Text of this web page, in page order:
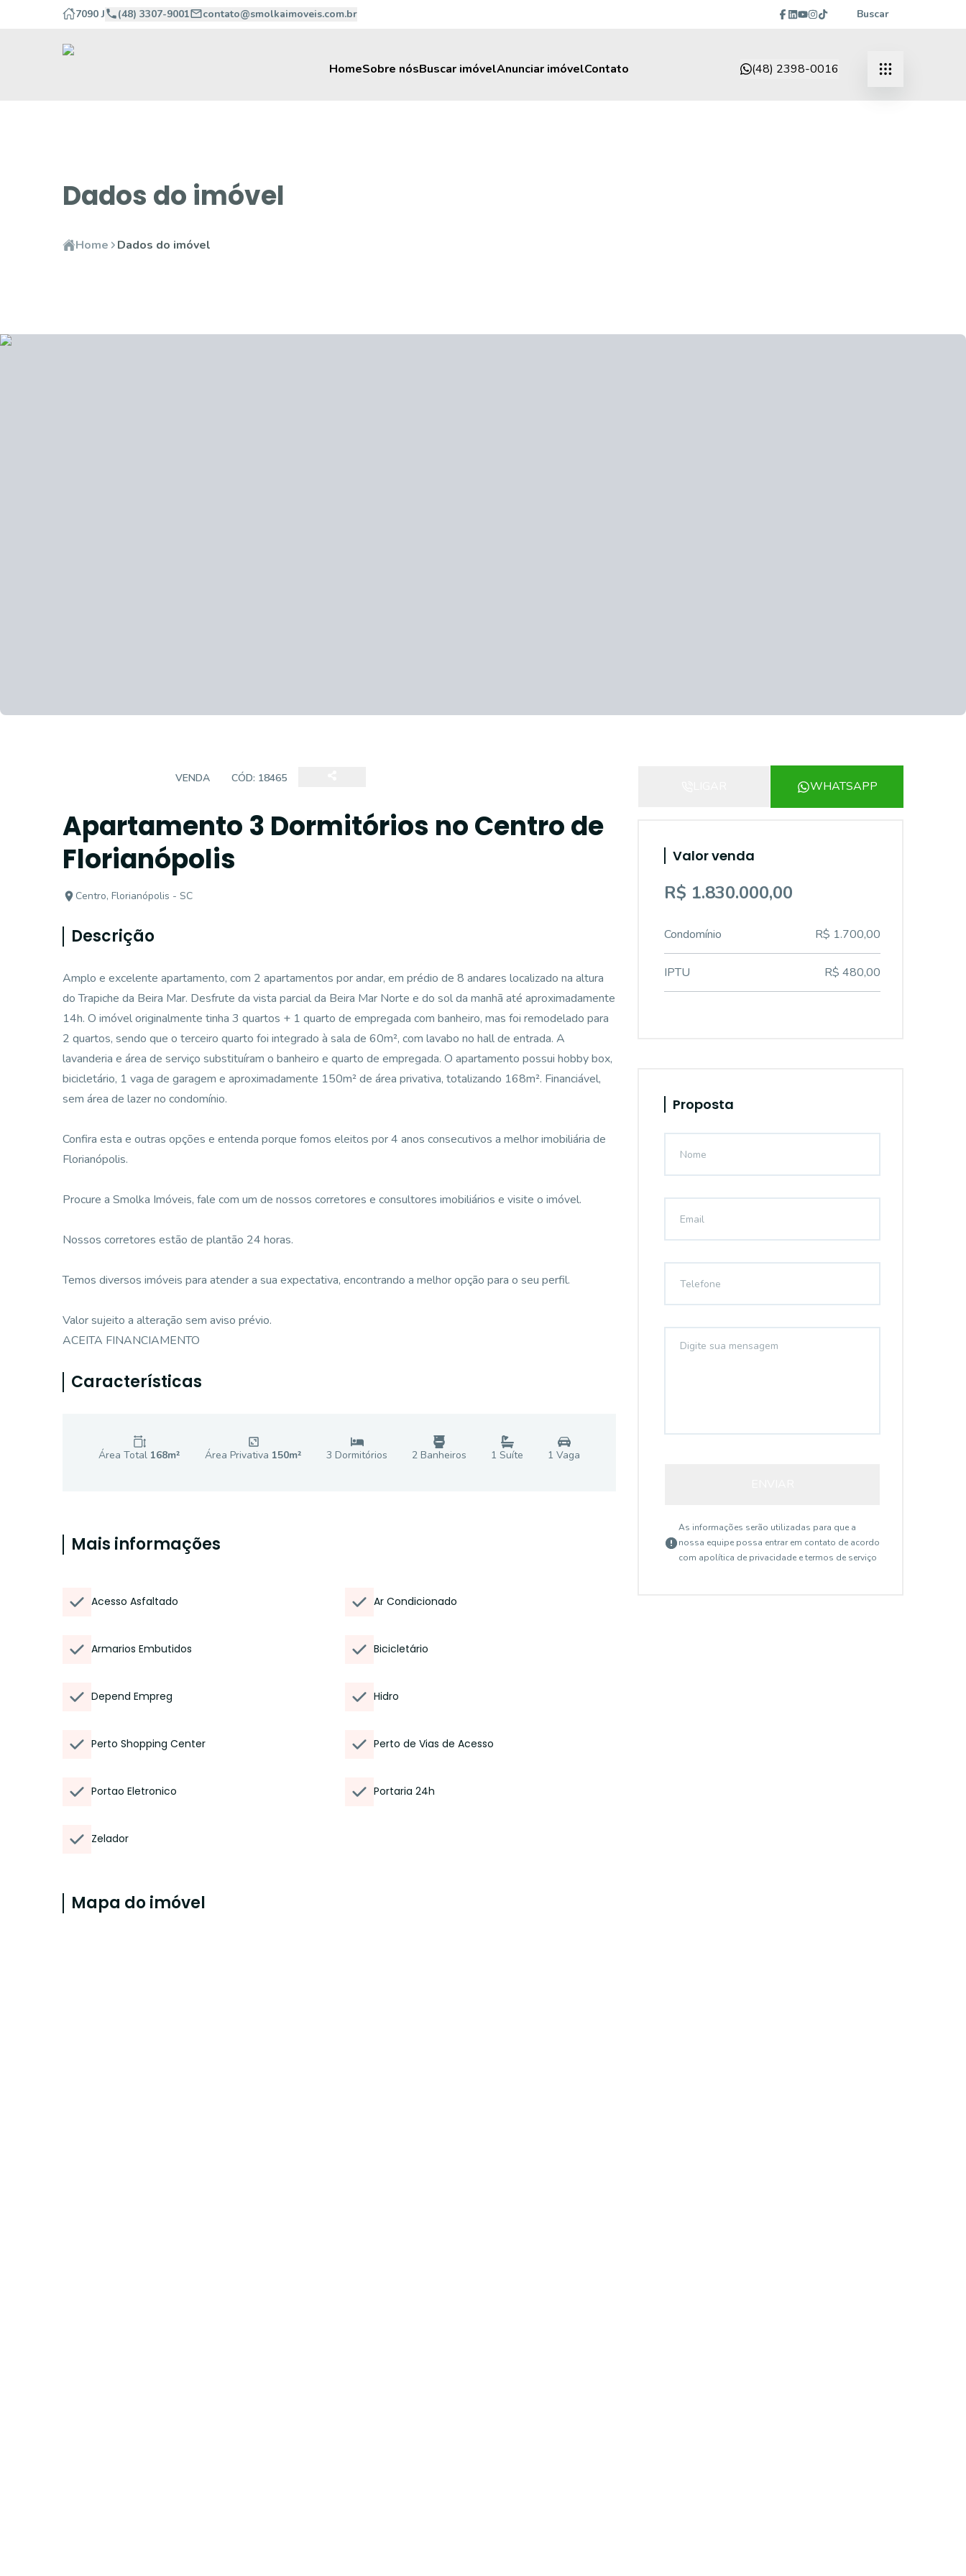
7090 J (48) 3307-9001 contato@smolkaimoveis.com.br Buscar
HomeSobre nósBuscar imóvelAnunciar imóvelContato (48) 2398-0016
Dados do imóvel
Home Dados do imóvel
VENDA CÓD: 18465
Apartamento 3 Dormitórios no Centro de
Florianópolis
Centro, Florianópolis - SC
Descrição
Amplo e excelente apartamento, com 2 apartamentos por andar, em prédio de 8 andares localizado na altura
do Trapiche da Beira Mar. Desfrute da vista parcial da Beira Mar Norte e do sol da manhã até aproximadamente
14h. O imóvel originalmente tinha 3 quartos + 1 quarto de empregada com banheiro, mas foi remodelado para
2 quartos, sendo que o terceiro quarto foi integrado à sala de 60m², com lavabo no hall de entrada. A
lavanderia e área de serviço substituíram o banheiro e quarto de empregada. O apartamento possui hobby box,
bicicletário, 1 vaga de garagem e aproximadamente 150m² de área privativa, totalizando 168m². Financiável,
sem área de lazer no condomínio.
Confira esta e outras opções e entenda porque fomos eleitos por 4 anos consecutivos a melhor imobiliária de
Florianópolis.
Procure a Smolka Imóveis, fale com um de nossos corretores e consultores imobiliários e visite o imóvel.
Nossos corretores estão de plantão 24 horas.
Temos diversos imóveis para atender a sua expectativa, encontrando a melhor opção para o seu perfil.
Valor sujeito a alteração sem aviso prévio.
ACEITA FINANCIAMENTO
Características
Área Total 168m² Área Privativa 150m² 3 Dormitórios 2 Banheiros 1 Suíte 1 Vaga
Mais informações
Acesso Asfaltado Ar Condicionado
Armarios Embutidos Bicicletário
Depend Empreg Hidro
Perto Shopping Center Perto de Vias de Acesso
Portao Eletronico Portaria 24h
Zelador
Mapa do imóvel
WHATSAPP
Valor venda
R$ 1.830.000,00
Condomínio R$ 1.700,00
IPTU R$ 480,00
Proposta
As informações serão utilizadas para que a
nossa equipe possa entrar em contato de acordo
com apolítica de privacidade e termos de serviço